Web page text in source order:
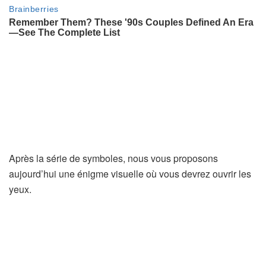
Après la série de symboles, nous vous proposons
aujourd’hui une énigme visuelle où vous devrez ouvrir les
yeux.